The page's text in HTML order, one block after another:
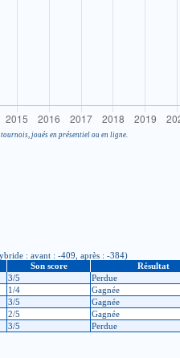
joués en présentiel ou en ligne.
: avant : -409, après : -384)
Son score Résultat
3/5 Perdue
1/4 Gagnée
3/5 Gagnée
2/5 Gagnée
3/5 Perdue